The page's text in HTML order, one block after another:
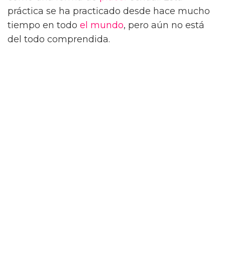
práctica se ha practicado desde hace mucho
tiempo en todo el mundo, pero aún no está
del todo comprendida.